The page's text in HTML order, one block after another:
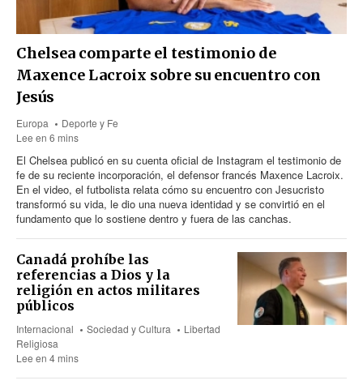
Chelsea comparte el testimonio de
Maxence Lacroix sobre su encuentro con
Jesús
Europa
Deporte y Fe
Lee en 6 mins
El Chelsea publicó en su cuenta oficial de Instagram el testimonio de
fe de su reciente incorporación, el defensor francés Maxence Lacroix.
En el video, el futbolista relata cómo su encuentro con Jesucristo
transformó su vida, le dio una nueva identidad y se convirtió en el
fundamento que lo sostiene dentro y fuera de las canchas.
Canadá prohíbe las
referencias a Dios y la
religión en actos militares
públicos
Internacional Sociedad y Cultura
Libertad
Religiosa
Lee en 4 mins